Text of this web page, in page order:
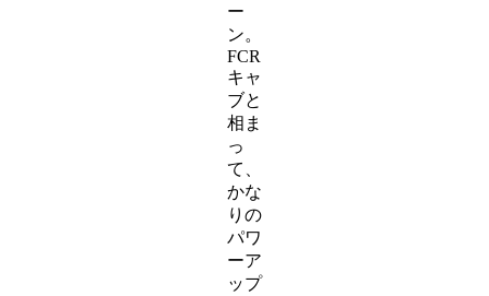
ー
ン。
FCR
キャ
ブと
相ま
っ
て、
かな
りの
パワ
ーア
ップ